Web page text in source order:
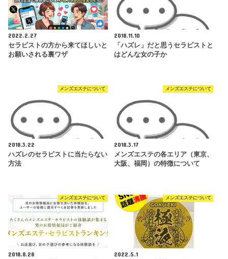
2022.2.27
セラピストの方から来てほしいと
お願いされる裏ワザ
2018.11.10
「ハズレ」だと思うセラピストと
はどんな女の子か
メンズエステについて
2018.3.22
ハズレのセラピストに当たらない
方法
メンズエステについて
2018.3.17
メンズエステの各エリア（東京、
大阪、福岡）の特徴について
メンズエステについて
2018.8.28
メンズエステについて
2022.5.1